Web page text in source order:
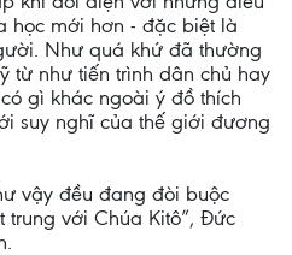
học mới hơn - đặc biệt là
Như quá khứ đã thường
từ như tiến trình dân chủ hay
gì khác ngoài ý đồ thích
suy nghĩ của thế giới đương
vậy đều đang đòi buộc
với Chúa Kitô”, Đức